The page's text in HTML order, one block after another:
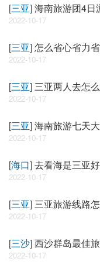
[三亚]海南旅游团4日
2022-10-17
[三亚]怎么省心省力
2022-10-17
[三亚] 三亚两人去怎
2022-10-17
[三亚]海南旅游七天
2022-10-17
[海口]去看海是三亚
2022-10-17
[三亚] 三亚旅游线路
2022-10-17
[三沙]西沙群岛最佳
2022-10-17